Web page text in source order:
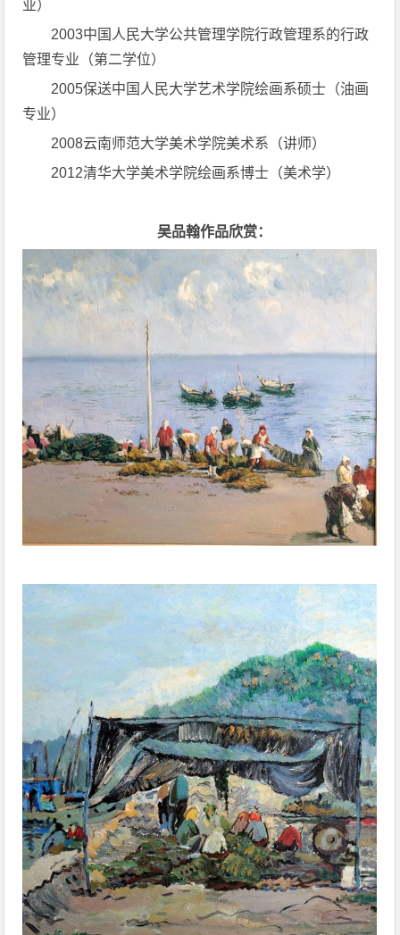
业）
2003中国人民大学公共管理学院行政管理系的行政
管理专业（第二学位）
2005保送中国人民大学艺术学院绘画系硕士（油画
专业）
2008云南师范大学美术学院美术系（讲师）
2012清华大学美术学院绘画系博士（美术学）
吴品翰作品欣赏：